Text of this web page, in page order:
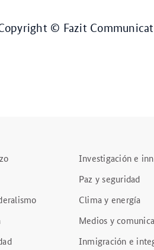
© Fazit
Investigación e
Paz y seguridad
Clima y energía
Medios y
Inmigración e